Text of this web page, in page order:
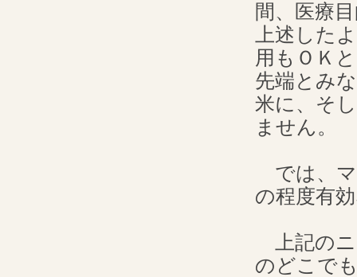
間、医療
上述した
用もＯＫ
先端とみ
米に、そ
ません。
では、マ
の程度有
上記のニ
のどこで